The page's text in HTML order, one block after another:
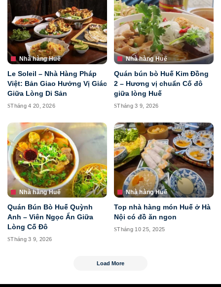
Nhà hàng Huế
Le Soleil – Nhà Hàng Pháp
Việt: Bản Giao Hưởng Vị Giác
Giữa Lòng Di Sản
Tháng 4 20, 2026
Nhà hàng Huế
Quán bún bò Huế Kim Đồng
2 – Hương vị chuẩn Cố đô
giữa lòng Huế
Tháng 3 9, 2026
Nhà hàng Huế
Quán Bún Bò Huế Quỳnh
Anh – Viên Ngọc Ẩn Giữa
Lòng Cố Đô
Tháng 3 9, 2026
Nhà hàng Huế
Top nhà hàng món Huế ở Hà
Nội có đồ ăn ngon
Tháng 10 25, 2025
Load More